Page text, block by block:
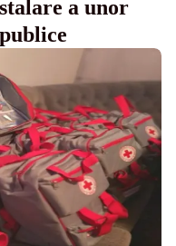
a unor